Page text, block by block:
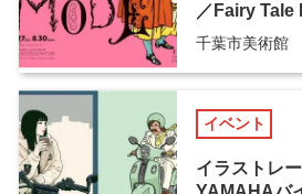
／Fairy Tale
千葉市美術館
イベント
イラストレ